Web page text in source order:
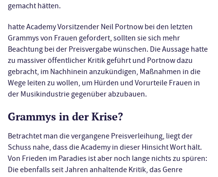
gemacht hätten.
hatte Academy Vorsitzender Neil Portnow bei den letzten
Grammys von Frauen gefordert, sollten sie sich mehr
Beachtung bei der Preisvergabe wünschen. Die Aussage hatte
zu massiver öffentlicher Kritik geführt und Portnow dazu
gebracht, im Nachhinein anzukündigen, Maßnahmen in die
Wege leiten zu wollen, um Hürden und Vorurteile Frauen in
der Musikindustrie gegenüber abzubauen.
Grammys in der Krise?
Betrachtet man die vergangene Preisverleihung, liegt der
Schuss nahe, dass die Academy in dieser Hinsicht Wort hält.
Von Frieden im Paradies ist aber noch lange nichts zu spüren:
Die ebenfalls seit Jahren anhaltende Kritik, das Genre